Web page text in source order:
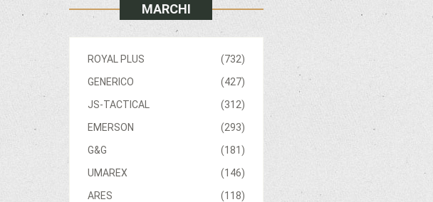
MARCHI
(732)
ROYAL PLUS
(427)
GENERICO
(312)
JS-TACTICAL
(293)
EMERSON
(181)
G&G
(146)
UMAREX
(118)
ARES